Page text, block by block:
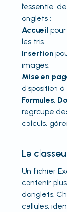
l’essentiel
onglets :
Accueil
les tris.
Insertion
images.
Mise en
disposition à
Formules,
regroupe
calculs,
Le
Un fichier
contenir
d’onglets.
cellules,